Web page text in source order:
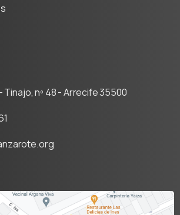
nº 48 - Arrecife 35500